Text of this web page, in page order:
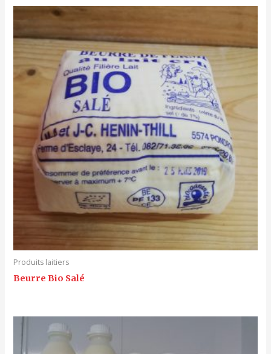
Produits laitiers
Beurre Bio Salé